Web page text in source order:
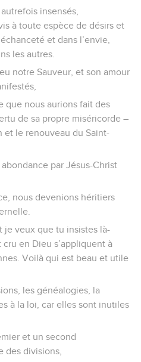
insensés,
à toute espèce de désirs et
et dans l’envie,
les autres.
notre Sauveur, et son amour
que nous aurions fait des
de sa propre miséricorde –
et le renouveau du Saint-
par Jésus-Christ
nous devenions héritiers
je veux que tu insistes là-
en Dieu s’appliquent à
Voilà qui est beau et utile
les généalogies, la
à la loi, car elles sont inutiles
et un second
des divisions,